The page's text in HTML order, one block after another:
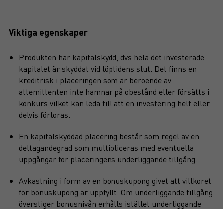
Viktiga egenskaper
Produkten har kapitalskydd, dvs hela det investerade
kapitalet är skyddat vid löptidens slut. Det finns en
kreditrisk i placeringen som är beroende av
attemittenten inte hamnar på obestånd eller försätts i
konkurs vilket kan leda till att en investering helt eller
delvis förloras.
En kapitalskyddad placering består som regel av en
deltagandegrad som multipliceras med eventuella
uppgångar för placeringens underliggande tillgång.
Avkastning i form av en bonuskupong givet att villkoret
för bonuskupong är uppfyllt. Om underliggande tillgång
överstiger bonusnivån erhålls istället underliggande